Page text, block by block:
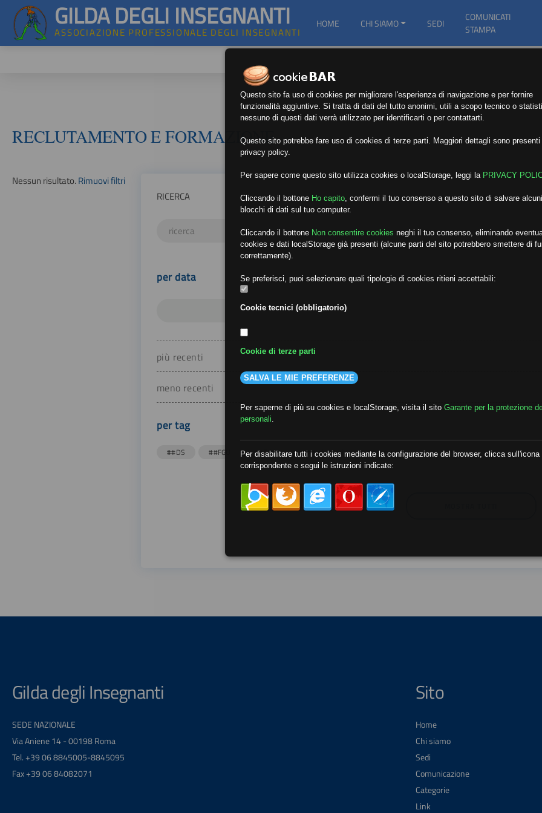
GILDA DEGLI INSEGNANTI
ASSOCIAZIONE PROFESSIONALE DEGLI INSEGNANTI
HOME CHI SIAMO SEDI
COMUNICATI
STAMPA
RECLUTAMENTO E FORMAZIONE
Nessun risultato.Rimuovi filtri
RICERCA
per data
più recenti
meno recenti
per tag
##DS ##FGU ##Gilda ##audoizioni ##autonomia
Gilda degli Insegnanti
SEDE NAZIONALE
Via Aniene 14 - 00198 Roma
Tel. +39 06 8845005-8845095
Fax +39 06 84082071
Sito
Home
Chi siamo
Sedi
Comunicazione
Categorie
Link
Questo sito fa uso di cookies per migliorare l'esperienza di navigazione e per fornire
funzionalità aggiuntive. Si tratta di dati del tutto anonimi, utili a scopo tecnico o
nessuno di questi dati verrà utilizzato per identificarti o per contattarti.
Questo sito potrebbe fare uso di cookies di terze parti. Maggiori dettagli sono
privacy policy.
Per sapere come questo sito utilizza cookies o localStorage, leggi la PRIVACY
Cliccando il bottone Ho capito confermi il tuo consenso a questo sito di salvare
blocchi di dati sul tuo computer.
Cliccando il bottone Non consentire cookies neghi il tuo consenso, eliminando
cookies e dati localStorage già presenti (alcune parti del sito potrebbero smettere di
correttamente).
Se preferisci, puoi selezionare quali tipologie di cookies ritieni accettabili:
Cookie tecnici (obbligatorio)
Cookie di terze parti
SALVA LE MIE PREFERENZE
Per saperne di più su cookies e localStorage, visita il sito Garante per la protezione
personali
Per disabilitare tutti i cookies mediante la configurazione del browser, clicca sull'icona
corrispondente e segui le istruzioni indicate: